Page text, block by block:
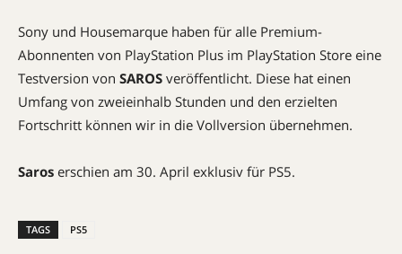
Sony und Housemarque haben für alle Premium-
Abonnenten von PlayStation Plus im PlayStation Store eine
Testversion von SAROS veröffentlicht. Diese hat einen
Umfang von zweieinhalb Stunden und den erzielten
Fortschritt können wir in die Vollversion übernehmen.
Saros erschien am 30. April exklusiv für PS5.
TAGS PS5